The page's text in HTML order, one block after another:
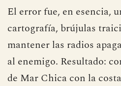
El error fue, en esencia,
cartografía, brújulas
mantener las radios
al enemigo. Resultado:
de Mar Chica con la